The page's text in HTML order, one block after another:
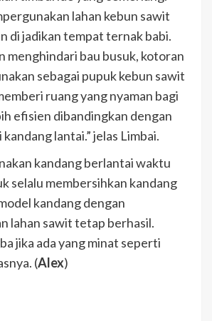
lahan kebun sawit
di jadikan tempat ternak babi.
menghindari bau busuk, kotoran
sebagai pupuk kebun sawit
ruang yang nyaman bagi
efisien dibandingkan dengan
lantai.” jelas Limbai.
kandang berlantai waktu
selalu membersihkan kandang
kandang dengan
lahan sawit tetap berhasil.
jika ada yang minat seperti
(Alex)